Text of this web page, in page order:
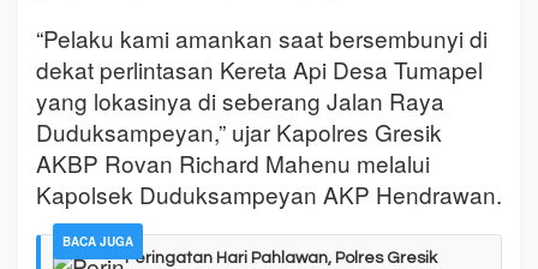
“Pelaku kami amankan saat bersembunyi di
dekat perlintasan Kereta Api Desa Tumapel
yang lokasinya di seberang Jalan Raya
Duduksampeyan,” ujar Kapolres Gresik
AKBP Rovan Richard Mahenu melalui
Kapolsek Duduksampeyan AKP Hendrawan.
BACA JUGA
Peringatan Hari Pahlawan, Polres Gresik